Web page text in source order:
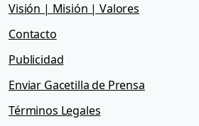
Visión | Misión | Valores
Contacto
Publicidad
Enviar Gacetilla de Prensa
Términos Legales